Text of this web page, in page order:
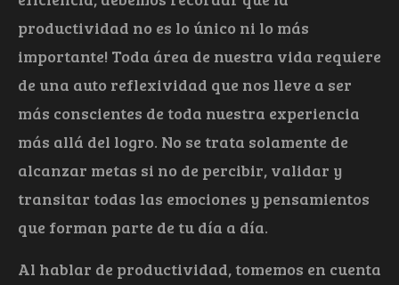
productividad no es lo único ni lo más
importante! Toda área de nuestra vida requiere
de una auto reflexividad que nos lleve a ser
más conscientes de toda nuestra experiencia
más allá del logro. No se trata solamente de
alcanzar metas si no de percibir, validar y
transitar todas las emociones y pensamientos
que forman parte de tu día a día.
Al hablar de productividad, tomemos en cuenta